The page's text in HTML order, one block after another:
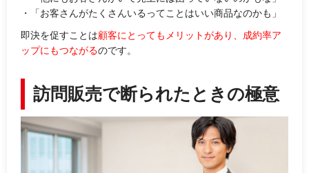
・「お客さんがたくさんいるってことはいい商品なのかも」
即決を促すことは顧客にとってもメリットがあり、成約率ア
ップにもつながるのです。
訪問販売で断られたときの極意